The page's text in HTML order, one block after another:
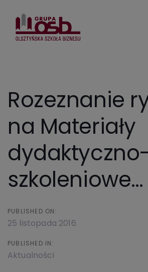
links
to
primary
Rozeznanie
na Materiały
szkoleniowe…
PUBLISHED ON:
25 listopada 2016
PUBLISHED IN:
Aktualności